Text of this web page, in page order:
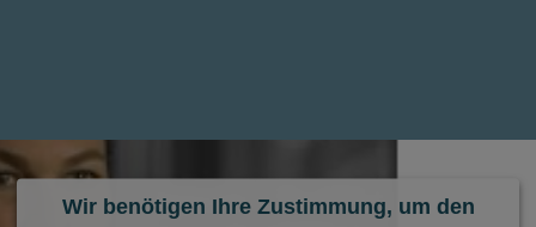
Wir benötigen Ihre Zustimmung, um den